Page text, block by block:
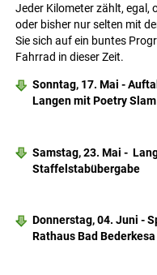
Jeder Kilometer zählt, egal,
oder bisher nur selten mit
Sie sich auf ein buntes
Fahrrad in dieser Zeit.
Sonntag, 17. Mai -
Langen mit Poetry
Samstag, 23. Mai -
Staffelstabübergabe
Donnerstag, 04. Juni -
Rathaus Bad Bederkesa